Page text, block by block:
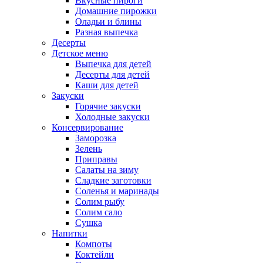
Домашние пирожки
Оладьи и блины
Разная выпечка
Десерты
Детское меню
Выпечка для детей
Десерты для детей
Каши для детей
Закуски
Горячие закуски
Холодные закуски
Консервирование
Заморозка
Зелень
Приправы
Салаты на зиму
Сладкие заготовки
Соленья и маринады
Солим рыбу
Солим сало
Сушка
Напитки
Компоты
Коктейли